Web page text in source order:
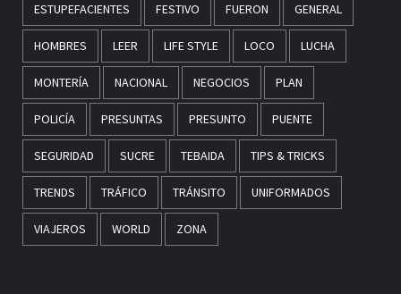
ESTUPEFACIENTES FESTIVO FUERON GENERAL
HOMBRES LEER LIFE STYLE LOCO LUCHA
MONTERÍA NACIONAL NEGOCIOS PLAN
POLICÍA PRESUNTAS PRESUNTO PUENTE
SEGURIDAD SUCRE TEBAIDA TIPS & TRICKS
TRENDS TRÁFICO TRÁNSITO UNIFORMADOS
VIAJEROS WORLD ZONA